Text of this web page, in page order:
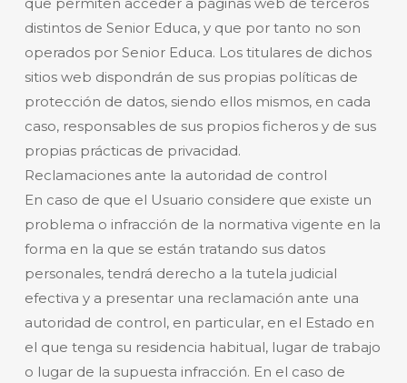
distintos de Senior Educa, y que por tanto no son
operados por Senior Educa. Los titulares de dichos
sitios web dispondrán de sus propias políticas de
protección de datos, siendo ellos mismos, en cada
caso, responsables de sus propios ficheros y de sus
propias prácticas de privacidad.
Reclamaciones ante la autoridad de control
En caso de que el Usuario considere que existe un
problema o infracción de la normativa vigente en la
forma en la que se están tratando sus datos
personales, tendrá derecho a la tutela judicial
efectiva y a presentar una reclamación ante una
autoridad de control, en particular, en el Estado en
el que tenga su residencia habitual, lugar de trabajo
o lugar de la supuesta infracción. En el caso de